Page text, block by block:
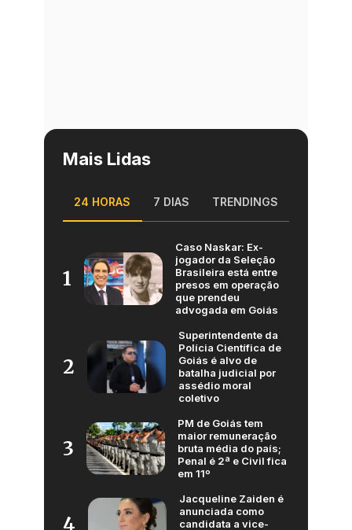
Mais Lidas
24 HORAS 7 DIAS TRENDINGS
1
Caso Naskar: Ex-
jogador da Seleção
Brasileira está entre
presos em operação
que prendeu
advogada em Goiás
2
Superintendente da
Polícia Científica de
Goiás é alvo de
batalha judicial por
assédio moral
coletivo
3
PM de Goiás tem
maior remuneração
bruta média do país;
Penal é 2ª e Civil fica
em 11º
4
Jacqueline Zaiden é
anunciada como
candidata a vice-